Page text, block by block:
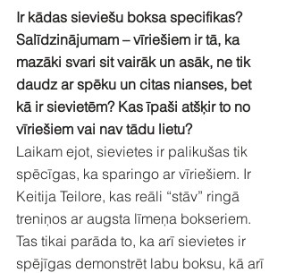
Ir kādas sieviešu boksa specifikas?
Salīdzinājumam – vīriešiem ir tā, ka
mazāki svari sit vairāk un asāk, ne tik
daudz ar spēku un citas nianses, bet
kā ir sievietēm? Kas īpaši atšķir to no
vīriešiem vai nav tādu lietu?
Laikam ejot, sievietes ir palikušas tik
spēcīgas, ka sparingo ar vīriešiem. Ir
Keitija Teilore, kas reāli “stāv” ringā
treniņos ar augsta līmeņa bokseriem.
Tas tikai parāda to, ka arī sievietes ir
spējīgas demonstrēt labu boksu, kā arī